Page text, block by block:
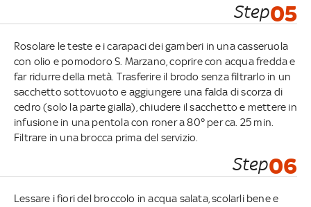
Step05
Rosolare le teste e i carapaci dei gamberi in una casseruola
con olio e pomodoro S. Marzano, coprire con acqua fredda e
far ridurre della metà. Trasferire il brodo senza filtrarlo in un
sacchetto sottovuoto e aggiungere una falda di scorza di
cedro (solo la parte gialla), chiudere il sacchetto e mettere in
infusione in una pentola con roner a 80° per ca. 25 min.
Filtrare in una brocca prima del servizio.
Step06
Lessare i fiori del broccolo in acqua salata, scolarli bene e